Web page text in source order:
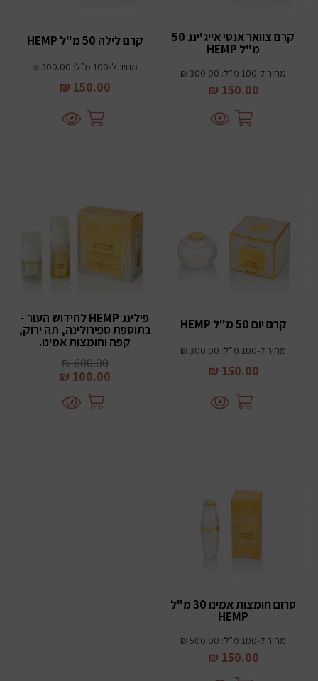
קרם צוואר אנטי אייג'ינג 50
מ"ל HEMP
מחיר ל-100 מ”ל: 300.00 ₪
150.00 ₪
קרם לילה 50 מ"ל HEMP
מחיר ל-100 מ”ל: 300.00 ₪
150.00 ₪
קרם יום 50 מ"ל HEMP
מחיר ל-100 מ”ל: 300.00 ₪
150.00 ₪
פילינג HEMP לחידוש העור -
בתוספת ספירולינה, תה ירוק,
קפה וחומצות אמינו.
600.00 ₪
100.00 ₪
סרום חומצות אמינו 30 מ"ל
HEMP
מחיר ל-100 מ”ל: 500.00 ₪
150.00 ₪